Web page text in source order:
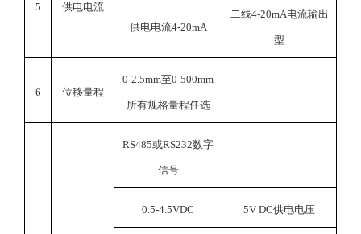
5 供电电流
供电电流4-20mA
二线4-20mA电流输出
型
6 位移量程
0-2.5mm至0-500mm
所有规格量程任选
RS485或RS232数字
信号
0.5-4.5VDC 5V DC供电电压